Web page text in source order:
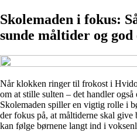
Skolemaden i fokus:
sunde måltider og
Når klokken ringer til frokost i
om at stille sulten – det handler
Skolemaden spiller en vigtig rolle i
der fokus på, at måltiderne skal give
kan følge børnene langt ind i